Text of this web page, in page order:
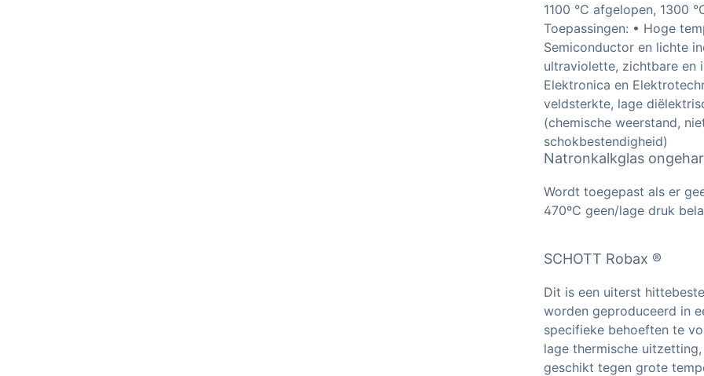
1100 °C afgelopen, 1300
Toepassingen: • Hoge
Semiconductor en lichte
ultraviolette, zichtbare en
Elektronica en
veldsterkte, lage
(chemische weerstand,
schokbestendigheid)
Natronkalkglas
Wordt toegepast als er
470ºC geen/lage druk
SCHOTT Robax ®
Dit is een uiterst
worden geproduceerd in
specifieke behoeften te
lage thermische
geschikt tegen grote